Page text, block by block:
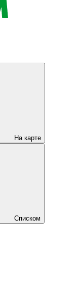
На карте
Списком